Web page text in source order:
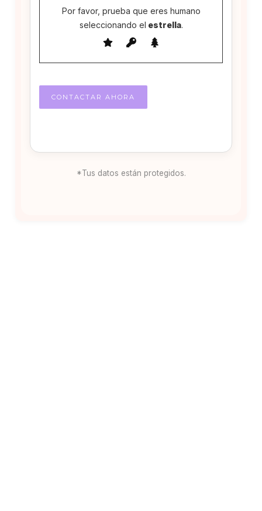
Por favor, prueba que eres humano
seleccionando el estrella.
*Tus datos están protegidos.